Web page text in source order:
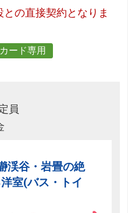
との直接契約となりま
ード専用
員
渓谷・岩畳の絶
室(バス・トイ